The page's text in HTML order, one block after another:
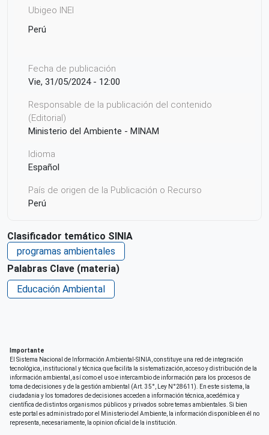
Ubigeo INEI
Perú
Fecha de publicación
Vie, 31/05/2024 - 12:00
Responsable de la publicación del contenido
(Editorial)
Ministerio del Ambiente - MINAM
Idioma
Español
País de origen de la Publicación o Recurso
Perú
Acceso irrestricto a todo su contenido
Repositorio de origen
SINIA
Clasificador temático SINIA
programas ambientales
Palabras Clave (materia)
Educación Ambiental
Importante
El Sistema Nacional de Información Ambiental-SINIA, constituye una red de integración
tecnológica, institucional y técnica que facilita la sistematización, acceso y distribución de la
información ambiental, así como el uso e intercambio de información para los procesos de
toma de decisiones y de la gestión ambiental (Art. 35°, Ley N°28611). En este sistema, la
ciudadania y los tomadores de decisiones acceden a información técnica, acedémica y
científica de distintos organismos públicos y privados sobre temas ambientales. Si bien
este portal es administrado por el Ministerio del Ambiente, la información disponible en él no
representa, necesariamente, la opinion oficial de la institución.